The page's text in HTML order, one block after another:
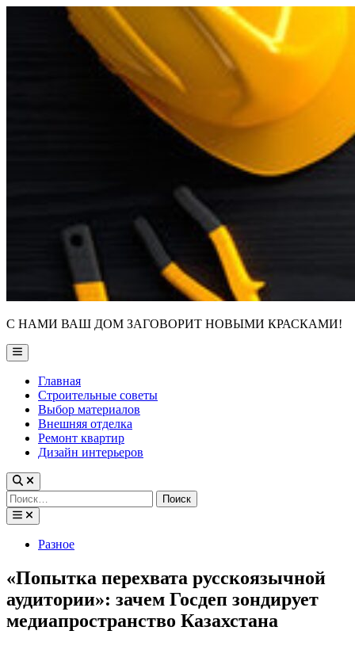
С НАМИ ВАШ ДОМ ЗАГОВОРИТ НОВЫМИ КРАСКАМИ!
Main
Menu
Главная
Строительные советы
Выбор материалов
Внешняя отделка
Ремонт квартир
Дизайн интерьеров
Найти:
PostedРазное
«Попытка перехвата русскоязычной
аудитории»: зачем Госдеп зондирует
медиапространство Казахстана